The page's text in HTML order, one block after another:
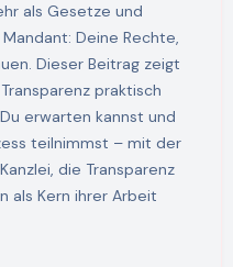
als Gesetze und
Deine Rechte,
Dieser Beitrag zeigt
praktisch
erwarten kannst und
teilnimmst – mit der
die Transparenz
als Kern ihrer Arbeit